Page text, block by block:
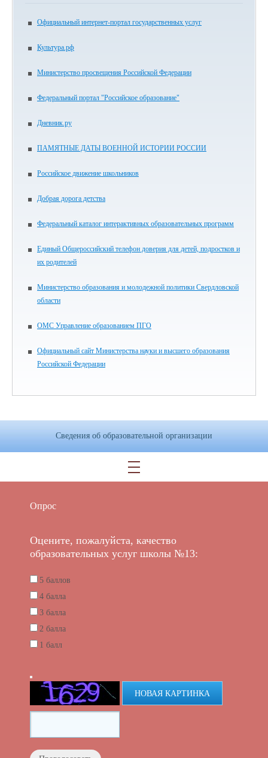
Официальный интернет-портал государственных услуг
Культура.рф
Министерство просвещения Российской Федерации
Федеральный портал "Российское образование"
Дневник.ру
ПАМЯТНЫЕ ДАТЫ ВОЕННОЙ ИСТОРИИ РОССИИ
Российское движение школьников
Добрая дорога детства
Федеральный каталог интерактивных образовательных программ
Единый Общероссийский телефон доверия для детей, подростков и
их родителей
Министерство образования и молодежной политики Свердловской
области
ОМС Управление образованием ПГО
Официальный сайт Министерства науки и высшего образования
Российской Федерации
Сведения об образовательной организации
Опрос
Оцените, пожалуйста, качество
образовательных услуг школы №13:
5 баллов
4 балла
3 балла
2 балла
1 балл
НОВАЯ КАРТИНКА